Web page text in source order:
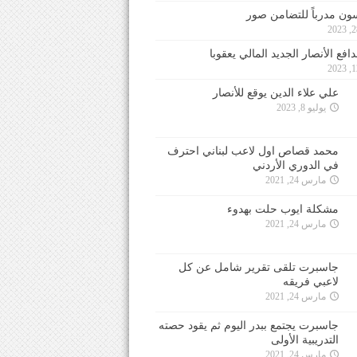
مدرباً للتضامن صور
الأنصار الجديد المالي يعقوبا
علي علاء الدين يوقع للأنصار
يوليو 8, 2023
محمد قصاص اول لاعب لبناني احترف
في الدوري الأردني
مارس 24, 2021
مشكلة ايوب حلت بهدوء
مارس 24, 2021
جاسبرت تلقى تقرير شامل عن كل
لاعبي فريقه
مارس 24, 2021
جاسبرت يجتمع ببدر اليوم ثم يقود حصته
التدريبية الأولى
مارس 24, 2021